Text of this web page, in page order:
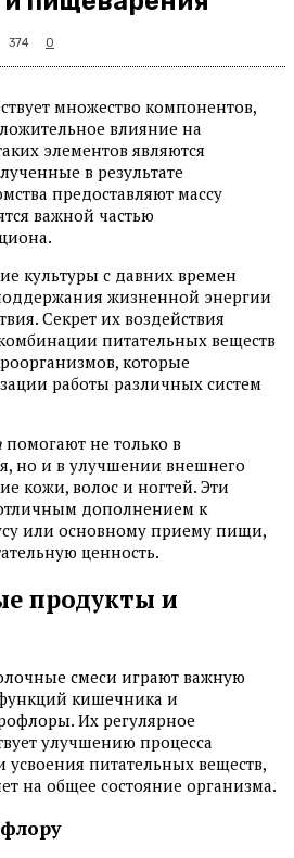
374 0
множество компонентов,
влияние на
элементов являются
в результате
предоставляют массу
важной частью
культуры с давних времен
жизненной энергии
Секрет их воздействия
питательных веществ
которые
работы различных систем
помогают не только в
но и в улучшении внешнего
кожи, волос и ногтей. Эти
дополнением к
или основному приему пищи,
ценность.
продукты и
смеси играют важную
кишечника и
Их регулярное
улучшению процесса
питательных веществ,
на общее состояние организма.